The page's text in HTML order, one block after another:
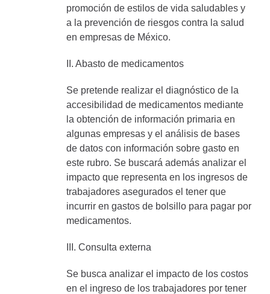
promoción de estilos de vida saludables y
a la prevención de riesgos contra la salud
en empresas de México.
II. Abasto de medicamentos
Se pretende realizar el diagnóstico de la
accesibilidad de medicamentos mediante
la obtención de información primaria en
algunas empresas y el análisis de bases
de datos con información sobre gasto en
este rubro. Se buscará además analizar el
impacto que representa en los ingresos de
trabajadores asegurados el tener que
incurrir en gastos de bolsillo para pagar por
medicamentos.
III. Consulta externa
Se busca analizar el impacto de los costos
en el ingreso de los trabajadores por tener